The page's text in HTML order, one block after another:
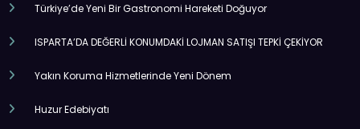
Türkiye’de Yeni Bir Gastronomi Hareketi Doğuyor
ISPARTA’DA DEĞERLİ KONUMDAKİ LOJMAN SATIŞI TEPKİ ÇEKİYOR
Yakın Koruma Hizmetlerinde Yeni Dönem
Huzur Edebiyatı